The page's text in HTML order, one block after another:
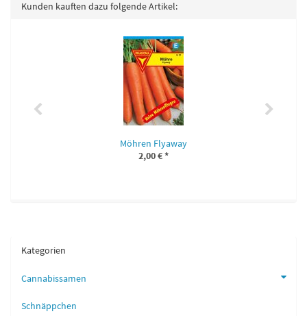
Kunden kauften dazu folgende Artikel:
Möhren Flyaway
2,00 €*
Kategorien
Cannabissamen
Schnäppchen